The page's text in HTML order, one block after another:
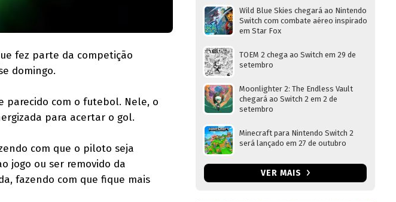
fez parte da competição
domingo.
parecido com o futebol. Nele, o
para acertar o gol.
com que o piloto seja
jogo ou ser removido da
fazendo com que fique mais
Wild Blue Skies chegará ao Nintendo
Switch com combate aéreo inspirado
em Star Fox
TOEM 2 chega ao Switch em 29 de
setembro
Moonlighter 2: The Endless Vault
chegará ao Switch 2 em 2 de
setembro
Minecraft para Nintendo Switch 2
será lançado em 27 de outubro
VER MAIS